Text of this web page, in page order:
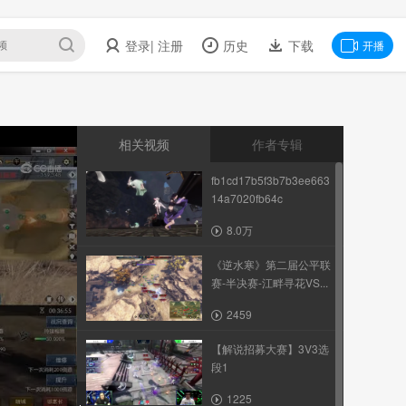
登录| 注册 历史 下载 开播
相关视频 作者专辑
fb1cd17b5f3b7b3ee663
14a7020fb64c
8.0万
《逆水寒》第二届公平联
赛-半决赛-江畔寻花VS...
2459
【解说招募大赛】3V3选
段1
1225